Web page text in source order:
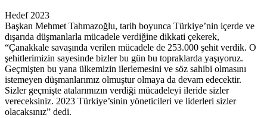
Hedef 2023
Başkan Mehmet Tahmazoğlu, tarih boyunca Türkiye’nin içerde ve
dışarıda düşmanlarla mücadele verdiğine dikkati çekerek,
“Çanakkale savaşında verilen mücadele de 253.000 şehit verdik. O
şehitlerimizin sayesinde bizler bu gün bu topraklarda yaşıyoruz.
Geçmişten bu yana ülkemizin ilerlemesini ve söz sahibi olmasını
istemeyen düşmanlarımız olmuştur olmaya da devam edecektir.
Sizler geçmişte atalarımızın verdiği mücadeleyi ileride sizler
vereceksiniz. 2023 Türkiye’sinin yöneticileri ve liderleri sizler
olacaksınız” dedi.